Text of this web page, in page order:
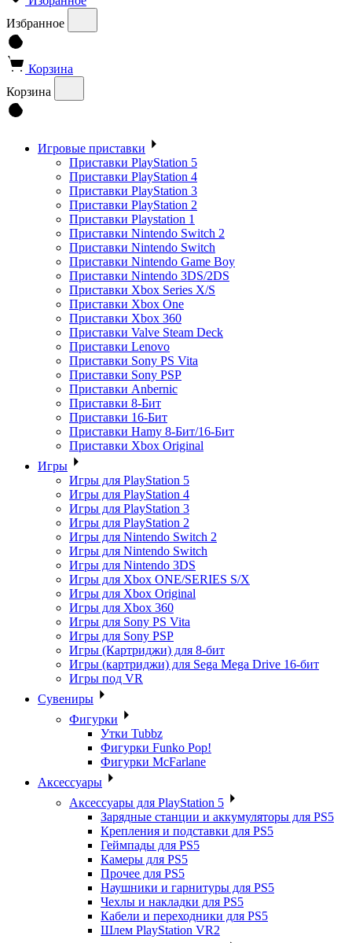
Избранное
Корзина
Корзина
Игровые приставки
Приставки PlayStation 5
Приставки PlayStation 4
Приставки PlayStation 3
Приставки PlayStation 2
Приставки Playstation 1
Приставки Nintendo Switch 2
Приставки Nintendo Switch
Приставки Nintendo Game Boy
Приставки Nintendo 3DS/2DS
Приставки Xbox Series X/S
Приставки Xbox One
Приставки Xbox 360
Приставки Valve Steam Deck
Приставки Lenovo
Приставки Sony PS Vita
Приставки Sony PSP
Приставки Anbernic
Приставки 8-Бит
Приставки 16-Бит
Приставки Hamy 8-Бит/16-Бит
Приставки Xbox Original
Игры
Игры для PlayStation 5
Игры для PlayStation 4
Игры для PlayStation 3
Игры для PlayStation 2
Игры для Nintendo Switch 2
Игры для Nintendo Switch
Игры для Nintendo 3DS
Игры для Xbox ONE/SERIES S/X
Игры для Xbox Original
Игры для Xbox 360
Игры для Sony PS Vita
Игры для Sony PSP
Игры (Картриджи) для 8-бит
Игры (картриджи) для Sega Mega Drive 16-бит
Игры под VR
Сувениры
Фигурки
Утки Tubbz
Фигурки Funko Pop!
Фигурки McFarlane
Аксессуары
Аксессуары для PlayStation 5
Зарядные станции и аккумуляторы для PS5
Крепления и подставки для PS5
Геймпады для PS5
Камеры для PS5
Прочее для PS5
Наушники и гарнитуры для PS5
Чехлы и накладки для PS5
Кабели и переходники для PS5
Шлем PlayStation VR2